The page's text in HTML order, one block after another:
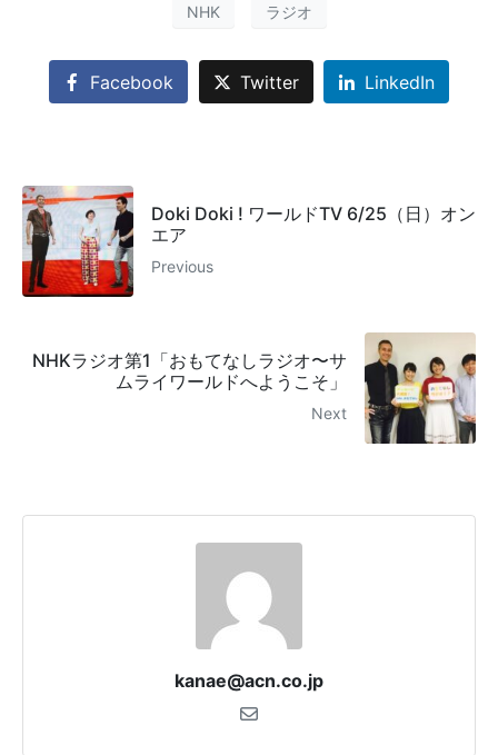
NHK ラジオ
Facebook Twitter LinkedIn
Doki Doki ! ワールドTV 6/25（日）オン
エア
Previous
NHKラジオ第1「おもてなしラジオ〜サ
ムライワールドへようこそ」
Next
kanae@acn.co.jp